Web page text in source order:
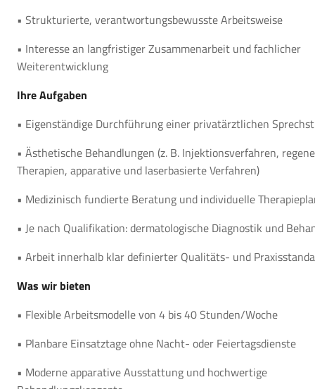
• Strukturierte, verantwortungsbewusste Arbeitsweise
• Interesse an langfristiger Zusammenarbeit und fachlicher
Weiterentwicklung
Ihre Aufgaben
• Eigenständige Durchführung einer privatärztlichen
• Ästhetische Behandlungen (z. B. Injektionsverfahren,
Therapien, apparative und laserbasierte Verfahren)
• Medizinisch fundierte Beratung und individuelle
• Je nach Qualifikation: dermatologische Diagnostik und
• Arbeit innerhalb klar definierter Qualitäts- und
Was wir bieten
• Flexible Arbeitsmodelle von 4 bis 40 Stunden/Woche
• Planbare Einsatztage ohne Nacht- oder Feiertagsdienste
• Moderne apparative Ausstattung und hochwertige